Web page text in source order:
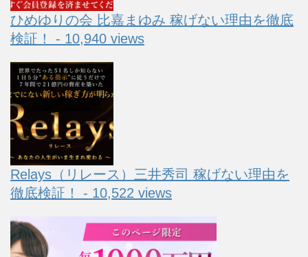
ひめゆりの会 比嘉まゆみ 稼げない理由を徹底
検証！ - 10,940 views
Relays（リレース）三井秀司 稼げない理由を
徹底検証！ - 10,522 views